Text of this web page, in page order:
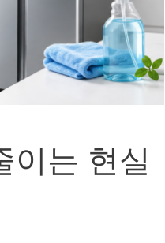
이는 현실